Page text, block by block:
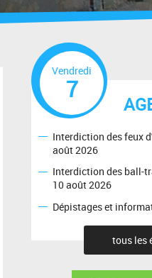
Vendredi
7
Interdiction des feux
août 2026
Interdiction des ball-
10 août 2026
Dépistages et
tous les